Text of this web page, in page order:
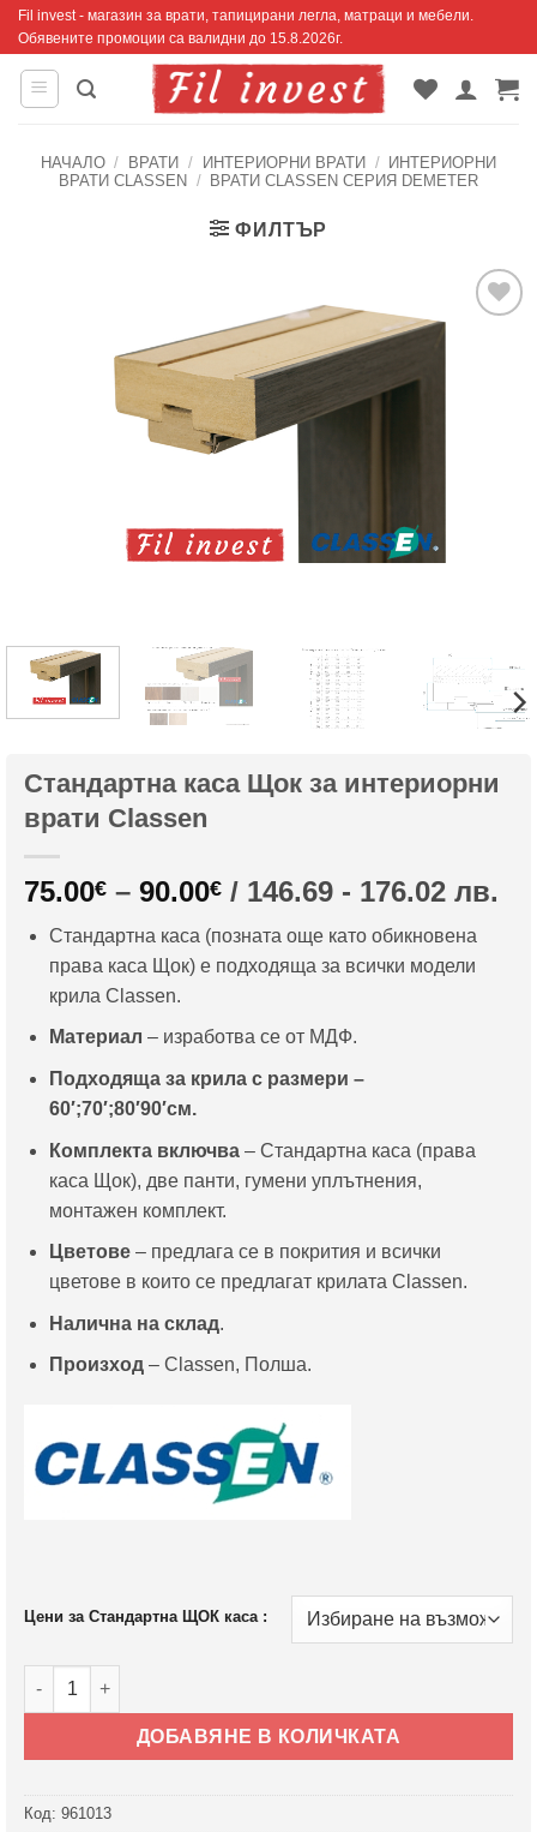
Skip
content
Fil invest - магазин за врати, тапицирани легла, матраци и мебели.
Обявените промоции са валидни до 15.8.2026г.
НАЧАЛО / ВРАТИ / ИНТЕРИОРНИ ВРАТИ /
ИНТЕРИОРНИ
ВРАТИ CLASSEN / ВРАТИ CLASSEN СЕРИЯ DEMETER
ФИЛТЪР
Стандартна каса Щок за интериорни
врати Classen
75.00€ – 90.00€Price
75.00€
through
/ 146.69 - 176.02 лв.
Стандартна каса (позната още като обикновена
права каса Щок) е подходяща за всички модели
крила Classen.
Материал – изработва се от МДФ.
Подходяща за крила с размери –
60′;70′;80′90′см.
Комплекта включва– Стандартна каса (права
каса Щок), две панти, гумени уплътнения,
монтажен комплект.
Цветове– предлага се в покрития и всички
цветове в които се предлагат крилата Classen.
Налична на склад.
Произход– Classen, Полша.
Цени за Стандартна ЩОК каса :
количество за Стандартна каса Щок за интериорни врати
ДОБАВЯНЕ В КОЛИЧКАТА
Код: 961013